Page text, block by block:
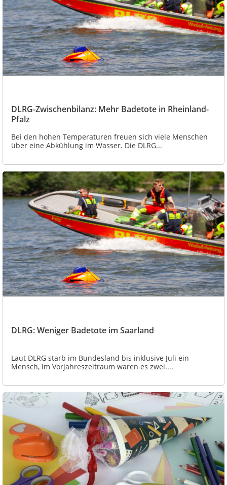
DLRG-Zwischenbilanz: Mehr Badetote in Rheinland-
Pfalz
Bei den hohen Temperaturen freuen sich viele Menschen
über eine Abkühlung im Wasser. Die DLRG...
DLRG: Weniger Badetote im Saarland
Laut DLRG starb im Bundesland bis inklusive Juli ein
Mensch, im Vorjahreszeitraum waren es zwei....